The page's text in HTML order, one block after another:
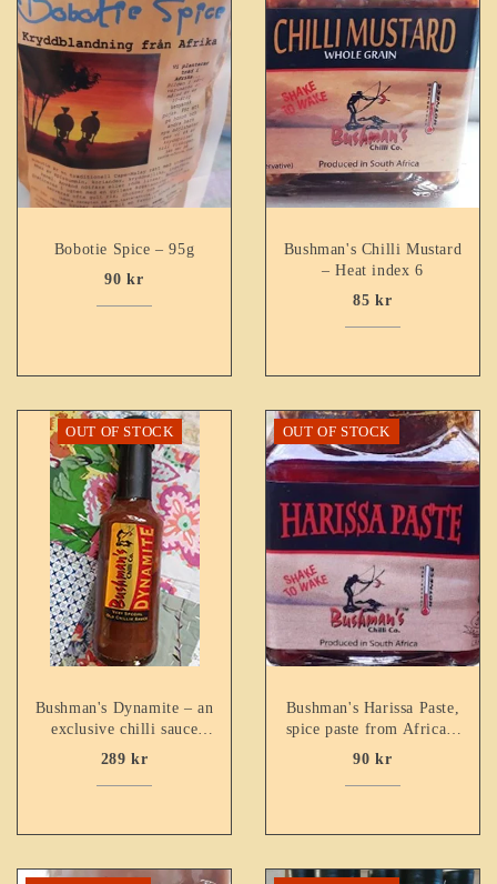
Bobotie Spice – 95g
90kr
Bushman's Chilli Mustard
– Heat index 6
85kr
OUT OF STOCK
Bushman's Dynamite – an
exclusive chilli sauce
with dark chocolate
289kr
OUT OF STOCK
Bushman's Harissa Paste,
spice paste from Africa –
Heat index 4
90kr